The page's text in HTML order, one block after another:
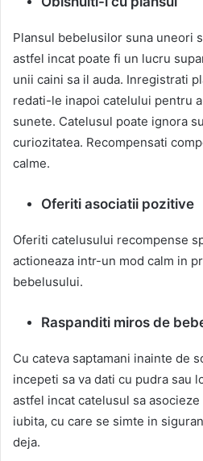
Plansul bebelusilor suna uneori
astfel incat poate fi un lucru
unii caini sa il auda. Inregistrati
redati-le inapoi catelului pentru
sunete. Catelusul poate ignora
curiozitatea. Recompensati
calme.
Oferiti asociatii pozitive
Oferiti catelusului recompense
actioneaza intr-un mod calm in
bebelusului.
Raspanditi miros de
Cu cateva saptamani inainte de
incepeti sa va dati cu pudra sau
astfel incat catelusul sa
iubita, cu care se simte in
deja.